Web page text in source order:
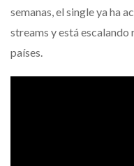
semanas, el single ya ha
streams y está escalando
países.